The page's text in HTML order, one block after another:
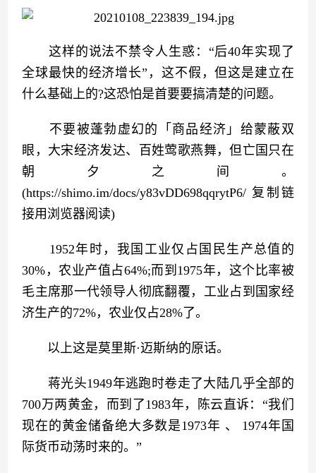
这样的说法不禁令人生惑：“后40年实现了
全球最快的经济增长”，这不假，但这是建立在
什么基础上的?这恐怕是首要要搞清楚的问题。
不要被蓬勃虚幻的「商品经济」给蒙蔽双
眼，大宋经济发达、百姓莺歌燕舞，但亡国只在
朝夕之间。
(https://shimo.im/docs/y83vDD698qqrytP6/ 复制链
接用浏览器阅读)
1952年时，我国工业仅占国民生产总值的
30%，农业产值占64%;而到1975年，这个比率被
毛主席那一代领导人彻底翻覆，工业占到国家经
济生产的72%，农业仅占28%了。
以上这是莫里斯·迈斯纳的原话。
蒋光头1949年逃跑时卷走了大陆几乎全部的
700万两黄金，而到了1983年，陈云直诉：“我们
现在的黄金储备绝大多数是1973年 、 1974年国
际货币动荡时来的。”